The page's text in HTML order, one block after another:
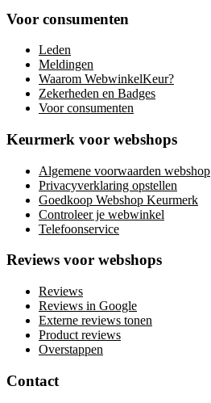
Voor consumenten
Leden
Meldingen
Waarom WebwinkelKeur?
Zekerheden en Badges
Voor consumenten
Keurmerk voor webshops
Algemene voorwaarden webshop
Privacyverklaring opstellen
Goedkoop Webshop Keurmerk
Controleer je webwinkel
Telefoonservice
Reviews voor webshops
Reviews
Reviews in Google
Externe reviews tonen
Product reviews
Overstappen
Contact